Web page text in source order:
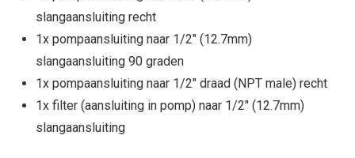
slangaansluiting recht
1x pompaansluiting naar 1/2" (12.7mm)
slangaansluiting 90 graden
1x pompaansluiting naar 1/2" draad (NPT male) recht
1x filter (aansluiting in pomp) naar 1/2" (12.7mm)
slangaansluiting